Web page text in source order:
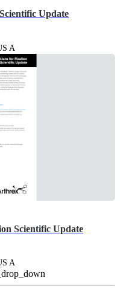
Update
A
Scientific Update
A